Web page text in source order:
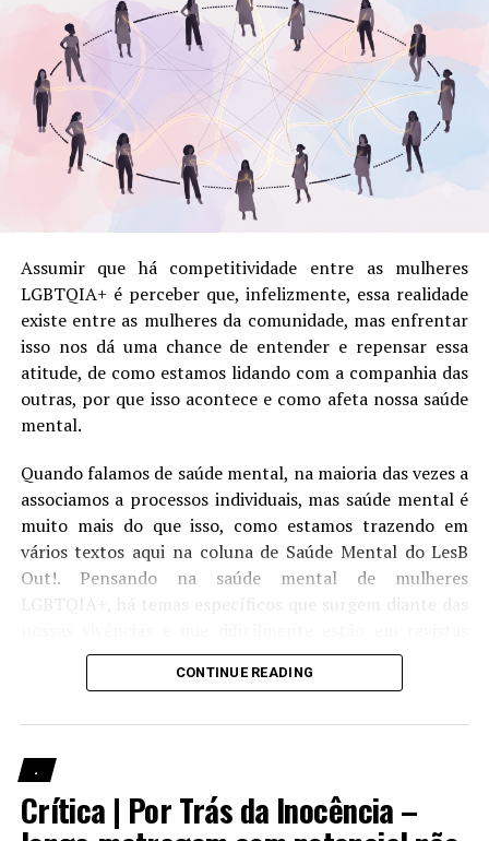
Mais
Relacionado
Desobediência ganha dois
novos clipes legendados
Em "."
Desobediência: divulgados
Em "."
Concurso Cultural | Saiba
como ganhar um pôster do
filme Desobediência
27 de junho de 2018
Em "."
RELATED TOPICS: DESOBEDIÊNCIA
MENINAS MALVADAS
O LAGOSTA
RACHEL MCADAMS
RACHEL WEISZ
SEBASTÍAN LELIO
SONY PICTURES BRASIL
Editorial | A importância da representatividade em
produtos audiovisuais
DON'T MISS
Assumir que há competitividade entre as mulheres
LGBTQIA+ é perceber que, infelizmente, essa realidade
existe entre as mulheres da comunidade, mas enfrentar
isso nos dá uma chance de entender e repensar essa
atitude, de como estamos lidando com a companhia das
outras, por que isso acontece e como afeta nossa saúde
mental.
Quando falamos de saúde mental, na maioria das vezes a
associamos a processos individuais, mas saúde mental é
muito mais do que isso, como estamos trazendo em
vários textos aqui na coluna de Saúde Mental do LesB
Out!. Pensando na saúde mental de mulheres
LGBTQIA+, há temas específicos que surgem diante das
científicas ou são temas de estudos feitos na área
acadêmica, mas que estão sendo discutidos e percebidos
LesB Saúde | Prevenção de ISTs para mulheres
Quem nunca frequentou um espaço (o famoso rolê) em
que estejam outras mulheres da comunidade LGBTQIA+
CONTINUE READING
.
Crítica | Por Trás da Inocência –